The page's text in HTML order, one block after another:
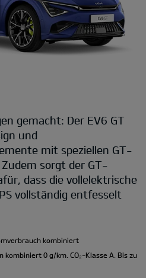
gemacht: Der EV6 GT
und
mit speziellen GT-
sorgt der GT-
dass die vollelektrische
vollständig entfesselt
kombiniert
kombiniert 0 g/km. CO₂-Klasse A. Bis zu